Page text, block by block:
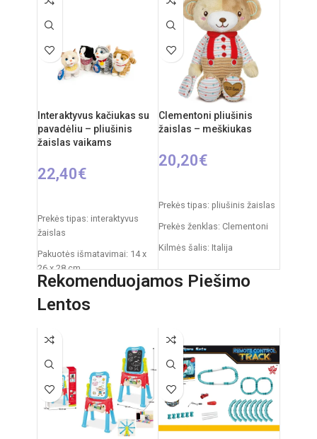
(PVC)
Rekomenduojamas amžius:
(nepridedamos)
dizainas su dekoratyviniu
kaspinėliu suteikia
Interaktyvus kačiukas su
pavadėliu – pliušinis
žaislas vaikams
22,40€
Prekės tipas: interaktyvus
žaislas
Pakuotės išmatavimai: 14 x
26 x 28 cm
Žaislo išmatavimai: 27 × 12 ×
27 cm
nuo 3 metų
Elementai: 3 x AA
(nepridedamos)
Clementoni pliušinis
žaislas – meškiukas
20,20€
Prekės tipas: pliušinis žaislas
Prekės ženklas: Clementoni
Kilmės šalis: Italija
Pakuotės išmatavimai: 31 x
20 x 11 cm
Rekomenduojamos Piešimo
Lentos